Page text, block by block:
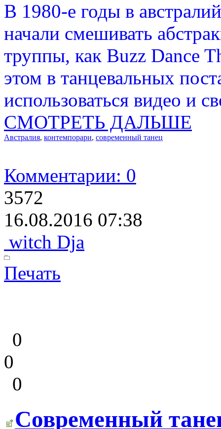
В 1980-е годы в
начали смешивать
труппы, как Buzz Dance
этом в танцевальных
использоваться видео и
СМОТРЕТЬ ДАЛЬШЕ
Австралия, контемпорари, современный танец
Комментарии: 0
3572
16.08.2016 07:38
witch Dja
Печать
0
0
0
Современный